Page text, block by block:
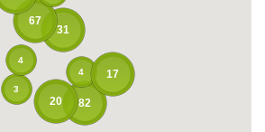
31
67
82
4 17
20
3
4